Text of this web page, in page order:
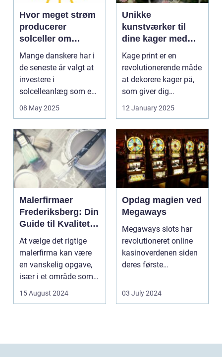
Hvor meget strøm
producerer
solceller om
vinteren?
Mange danskere har i
de seneste år valgt at
investere i
solcelleanlæg som en
bæred...
08 May 2025
Unikke
kunstværker til
dine kager med
kage print
Kage print er en
revolutionerende måde
at dekorere kager på,
som giver dig
mulighed for ...
12 January 2025
Malerfirmaer
Frederiksberg: Din
Guide til Kvalitet
og Service
At vælge det rigtige
malerfirma kan være
en vanskelig opgave,
især i et område som
Frederiksberg, hv...
15 August 2024
Opdag magien ved
Megaways
Megaways slots har
revolutioneret online
kasinoverdenen siden
deres første
spillea...
03 July 2024